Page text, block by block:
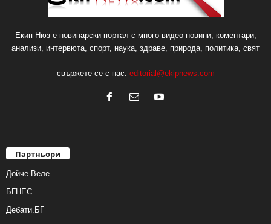
Екип Нюз е новинарски портал с много видео новини, коментари,
анализи, интервюта, спорт, наука, здраве, природа, политика, свят
свържете се с нас: editorial@ekipnews.com
Партньори
Дойче Веле
БГНЕС
Дебати.БГ